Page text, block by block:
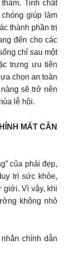
Tinh chất
giúp làm
thành phần trị
đến cho các
chỉ sau một
trưng ưu tiên
chọn an toàn
sẽ trở nên
lễ hội.
MẤT CÂN
của phái đẹp,
trì sức khỏe,
giới. Vì vậy, khi
không nhỏ
chính dẫn